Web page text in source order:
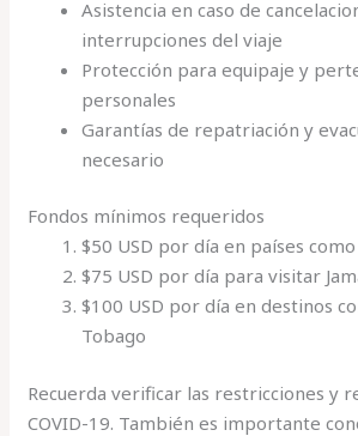
Asistencia en caso de
interrupciones del viaje
Protección para equipaje y
personales
Garantías de repatriación y
necesario
Fondos mínimos requeridos
$50 USD por día en países
$75 USD por día para visitar
$100 USD por día en destinos
Tobago
Recuerda verificar las restricciones y
COVID-19. También es importante